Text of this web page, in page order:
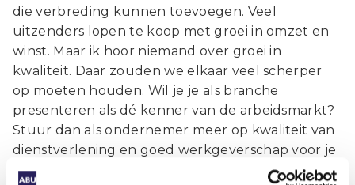
die verbreding kunnen toevoegen. Veel
uitzenders lopen te koop met groei in omzet en
winst. Maar ik hoor niemand over groei in
kwaliteit. Daar zouden we elkaar veel scherper
op moeten houden. Wil je je als branche
presenteren als dé kenner van de arbeidsmarkt?
Stuur dan als ondernemer meer op kwaliteit van
dienstverlening en goed werkgeverschap voor je
flexwerkers. De ABU werkt daaraan, maar als